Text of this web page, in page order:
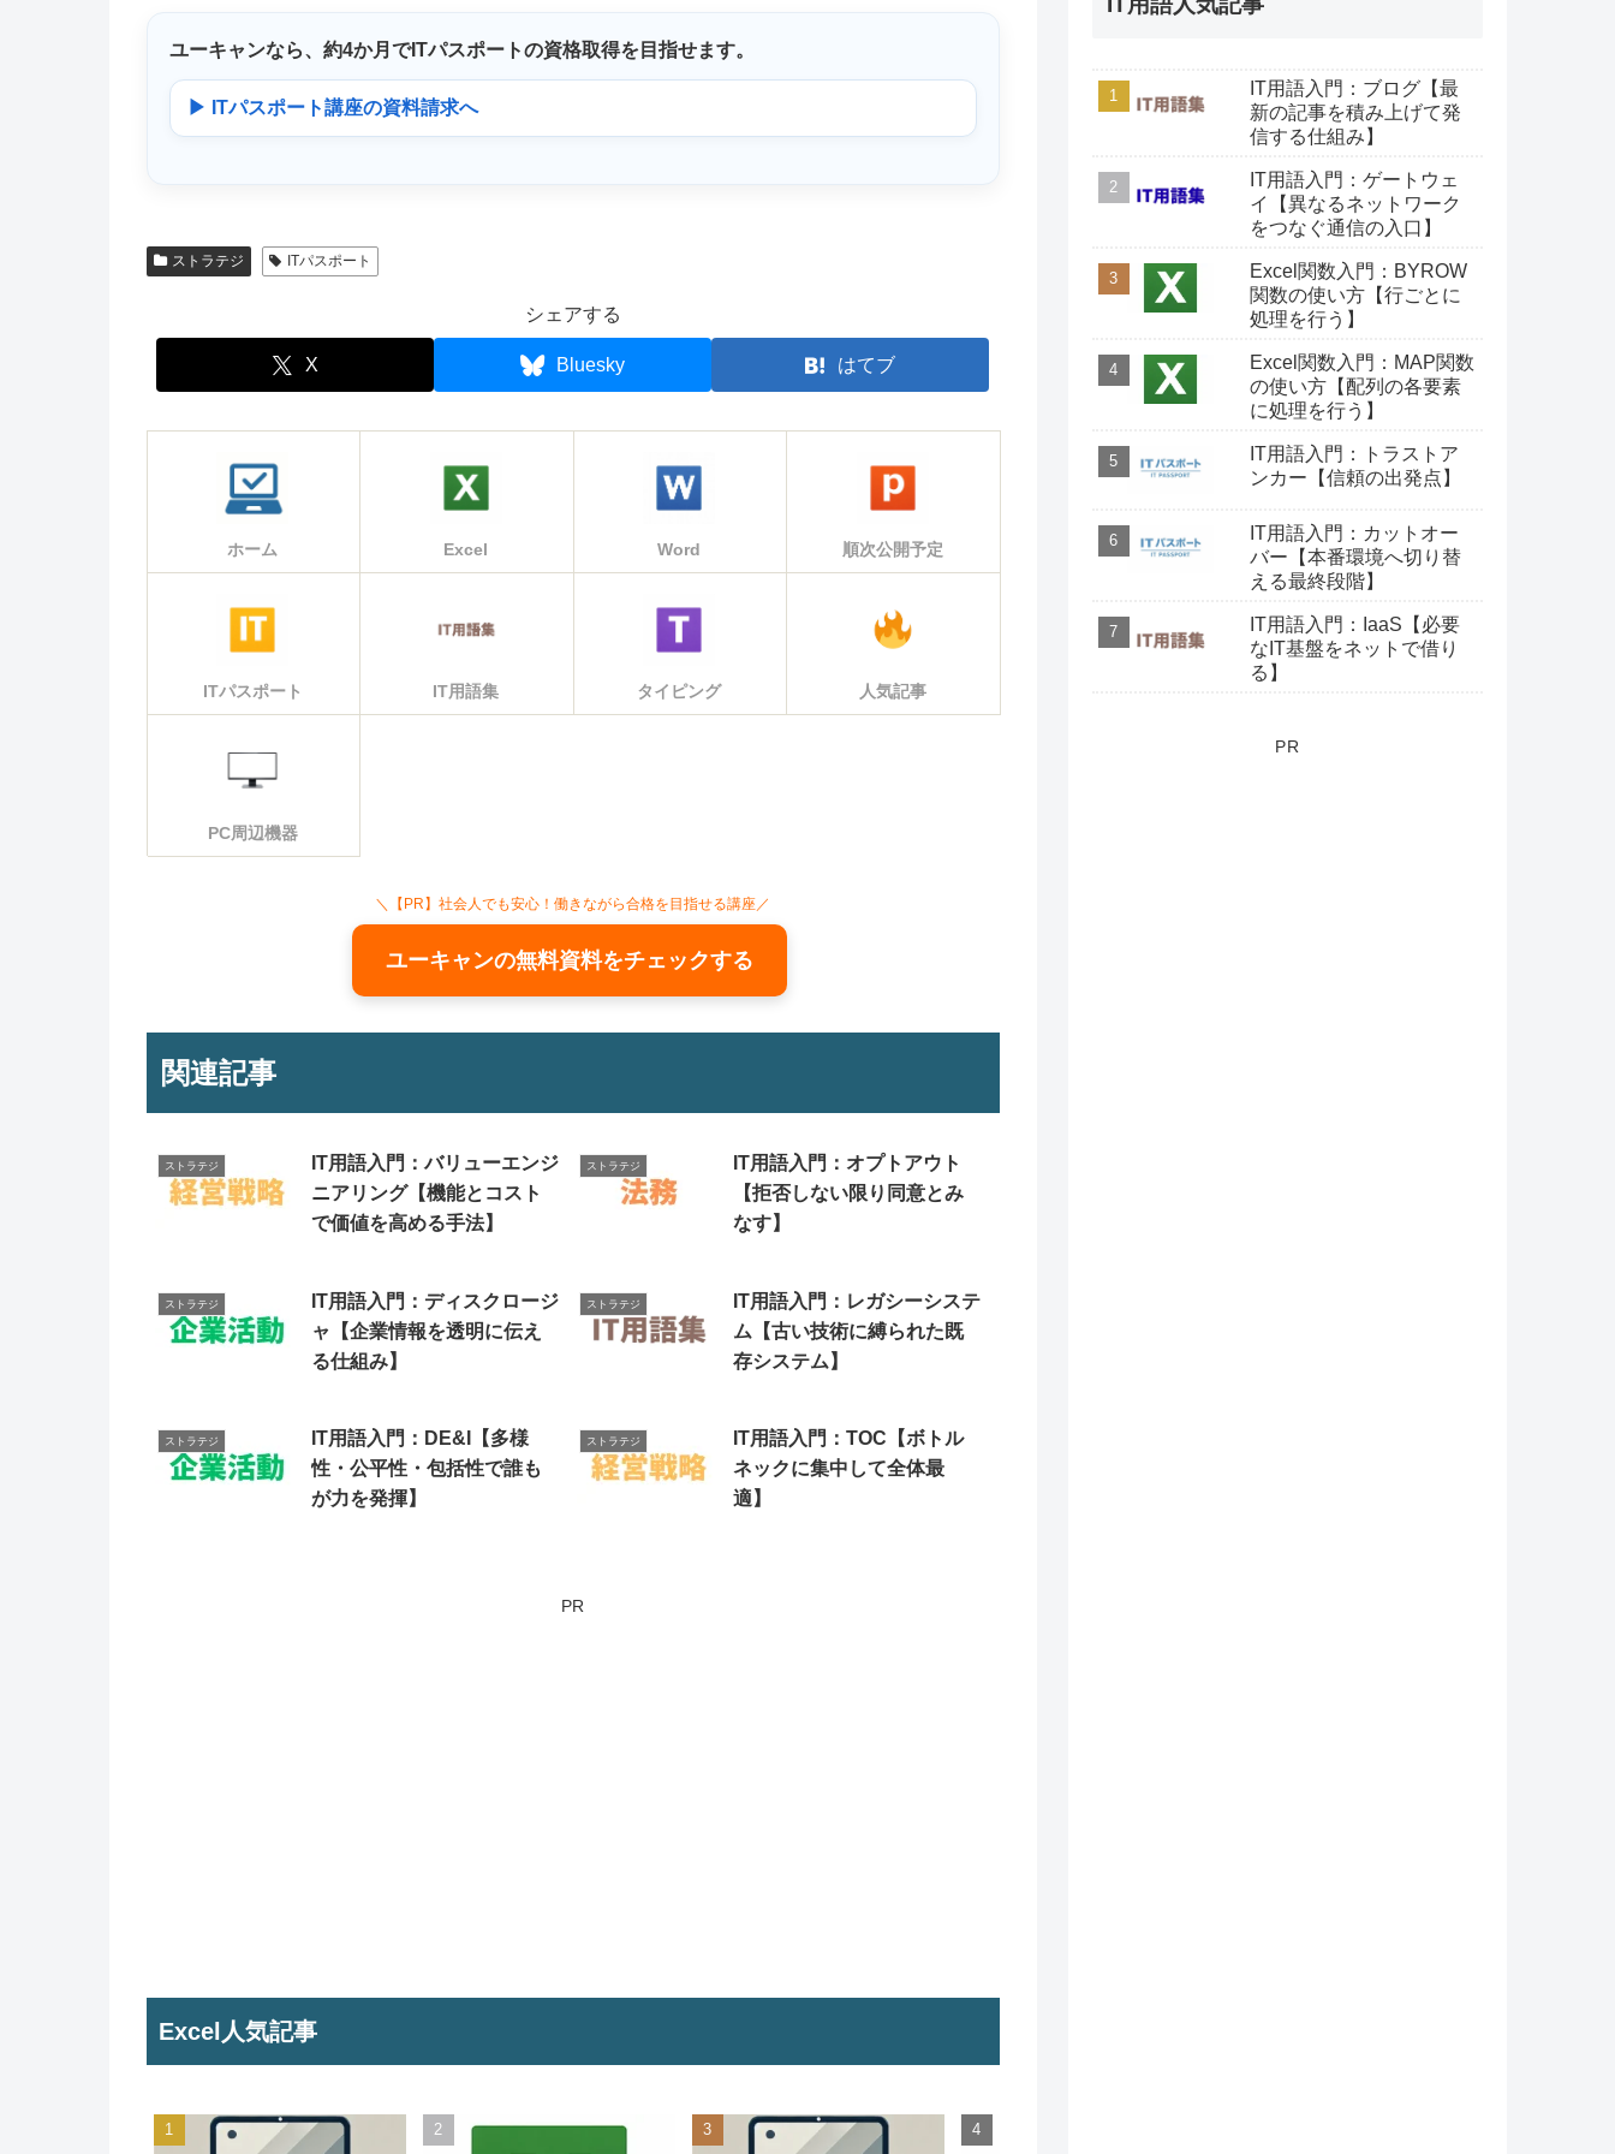
ユーキャンなら、 約4か月 でITパスポートの資格取得を目指せます。
▶ ITパスポート講座の資料請求へ
ストラテジ ITパスポート
シェアする
X Bluesky はてブ
ホーム Excel Word 順次公開予定
ITパスポート IT用語集 タイピング 人気記事
PC周辺機器
＼【PR】社会人でも安心！働きながら合格を目指せる講座／
ユーキャンの無料資料をチェックする
関連記事
ストラテジ
IT用語入門：バリューエンジ
ニアリング【機能とコスト
で価値を高める手法】
ストラテジ
IT用語入門：オプトアウト
【拒否しない限り同意とみ
なす】
ストラテジ
IT用語入門：ディスクロージ
ャ【企業情報を透明に伝え
る仕組み】
ストラテジ
IT用語入門：レガシーシステ
ム【古い技術に縛られた既
存システム】
ストラテジ
IT用語入門：DE&I【多様
性・公平性・包括性で誰も
が力を発揮】
ストラテジ
IT用語入門：TOC【ボトル
ネックに集中して全体最
適】
PR
Excel人気記事
IT用語入門：ブログ【最
新の記事を積み上げて発
信する仕組み】
IT用語入門：ゲートウェ
イ【異なるネットワーク
をつなぐ通信の入口】
Excel関数入門：BYROW
関数の使い方【行ごとに
処理を行う】
Excel関数入門：MAP関数
の使い方【配列の各要素
に処理を行う】
IT用語入門：トラストア
ンカー【信頼の出発点】
IT用語入門：カットオー
バー【本番環境へ切り替
える最終段階】
IT用語入門：IaaS【必要
なIT基盤をネットで借り
る】
PR